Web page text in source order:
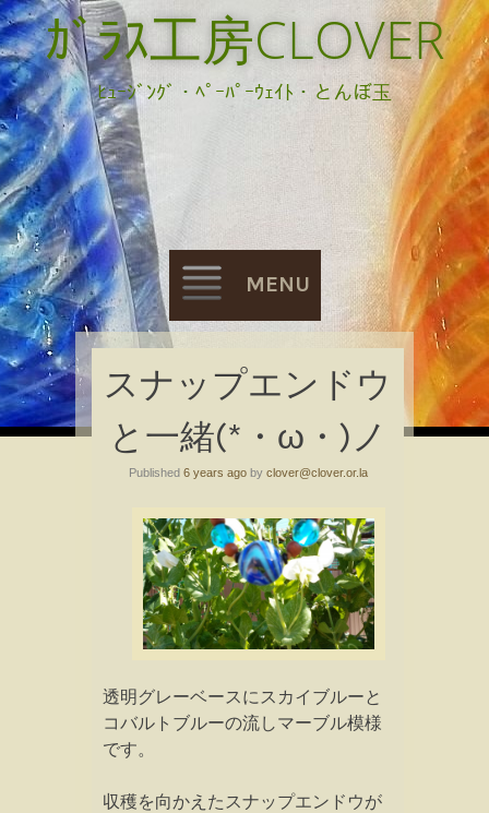
ｶﾞﾗｽ工房CLOVER
ﾋｭｰｼﾞﾝｸﾞ・ﾍﾟｰﾊﾟｰｳｪｲﾄ・とんぼ玉
MENU
Skip
to
content
スナップエンドウ
と一緒(*・ω・)ノ
Published 6 years agoby clover@clover.or.la
透明グレーベースにスカイブルーと
コバルトブルーの流しマーブル模様
です。
収穫を向かえたスナップエンドウが